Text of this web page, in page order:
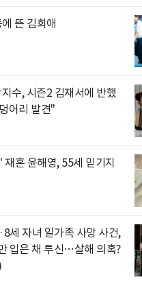
뜬 김희애
수, 시즌2 김재서에 반했
어리 발견"
혼 윤해영, 55세 믿기지
세 자녀 일가족 사망 사건,
입은 채 투신…살해 의혹?